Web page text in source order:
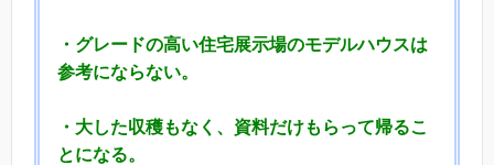
・グレードの高い住宅展示場のモデルハウスは
参考にならない。
・大した収穫もなく、資料だけもらって帰るこ
とになる。